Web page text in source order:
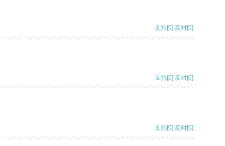
支持[0] 反对[0]
支持[0] 反对[0]
支持[0] 反对[0]